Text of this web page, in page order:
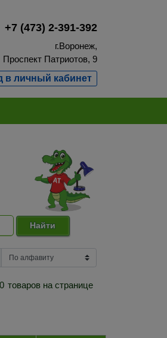
+7 (473) 2-391-392
г.Воронеж,
Проспект Патриотов, 9
в личный кабинет
Найти
товаров на странице